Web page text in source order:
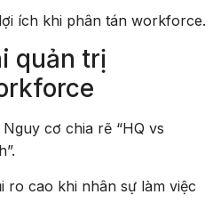
ích khi phân tán workforce.
quản trị
Nguy cơ chia rẽ “HQ vs
ro cao khi nhân sự làm việc